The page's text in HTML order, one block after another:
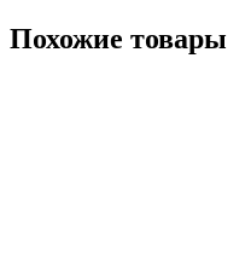
Похожие товары